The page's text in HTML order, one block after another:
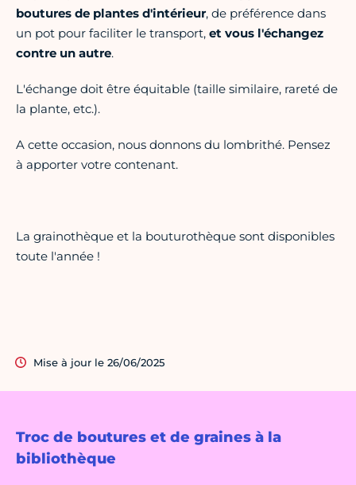
Troc de boutures et de graines à la
bibliothèque
boutures de plantes d'intérieur, de préférence dans
un pot pour faciliter le transport, et vous l'échangez
contre un autre.
L'échange doit être équitable (taille similaire, rareté de
la plante, etc.).
A cette occasion, nous donnons du lombrithé. Pensez
à apporter votre contenant.
La grainothèque et la bouturothèque sont disponibles
toute l'année !
Mise à jour le 26/06/2025